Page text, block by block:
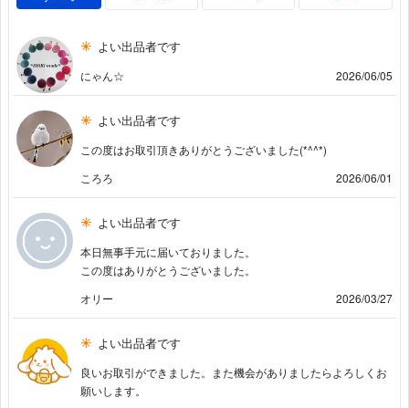
よい出品者です
にゃん☆ 2026/06/05
よい出品者です
この度はお取引頂きありがとうございました(*^^*)
ころろ
2026/06/01
よい出品者です
本日無事手元に届いておりました。
この度はありがとうございました。
オリー
2026/03/27
よい出品者です
良いお取引ができました。また機会がありましたらよろしくお
願いします。